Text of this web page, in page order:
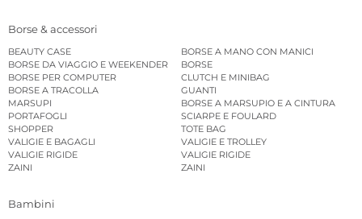
Borse & accessori
BEAUTY CASE
BORSE A MANO CON MANICI
BORSE DA VIAGGIO E WEEKENDER
BORSE
BORSE PER COMPUTER
CLUTCH E MINIBAG
BORSE A TRACOLLA
GUANTI
MARSUPI
BORSE A MARSUPIO E A CINTURA
PORTAFOGLI
SCIARPE E FOULARD
SHOPPER
TOTE BAG
VALIGIE E BAGAGLI
VALIGIE E TROLLEY
VALIGIE RIGIDE
VALIGIE RIGIDE
ZAINI
ZAINI
Bambini